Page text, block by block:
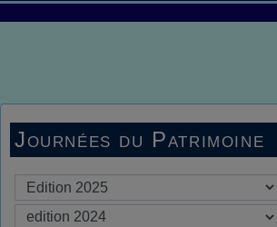
Journées du Patrimoine